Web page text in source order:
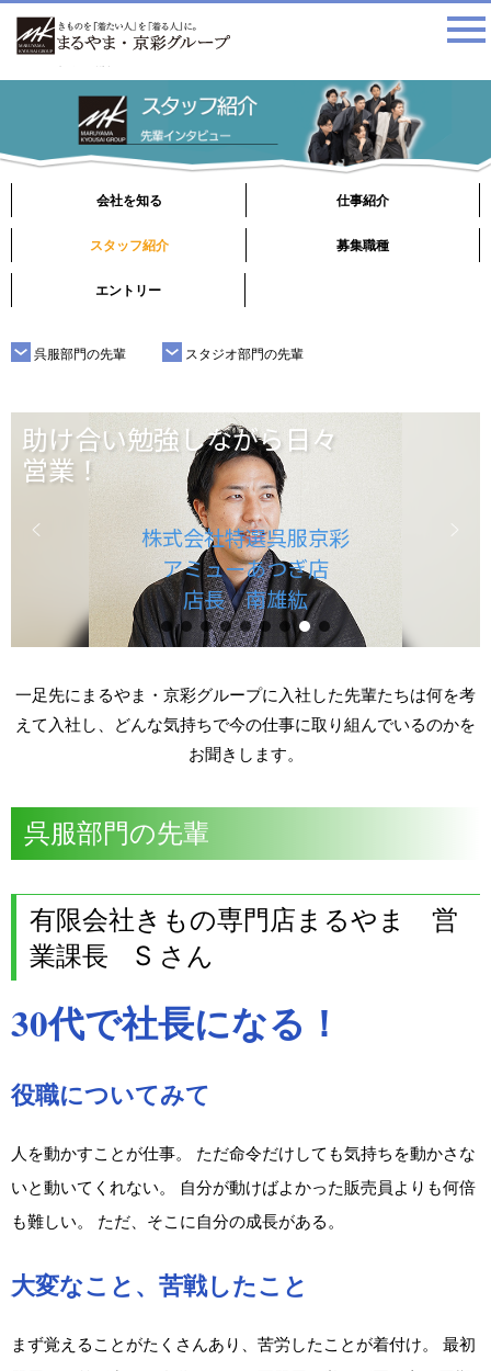
会社を知る 仕事紹介
スタッフ紹介 募集職種
エントリー
呉服部門の先輩 スタジオ部門の先輩
お客様とも距離が近く親身に
なれる！
株式会社粋ごころ 南浦和店
店長 Y さん
一足先にまるやま・京彩グループに入社した先輩たちは何を考
えて入社し、どんな気持ちで今の仕事に取り組んでいるのかを
お聞きします。
呉服部門の先輩
有限会社きもの専門店まるやま 営
業課長 S さん
30代で社長になる！
役職についてみて
人を動かすことが仕事。 ただ命令だけしても気持ちを動かさな
いと動いてくれない。 自分が動けばよかった販売員よりも何倍
も難しい。 ただ、そこに自分の成長がある。
大変なこと、苦戦したこと
まず覚えることがたくさんあり、苦労したことが着付け。 最初